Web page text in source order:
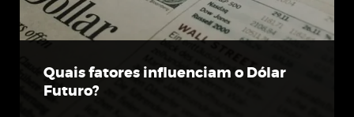
Quais fatores influenciam o Dólar
Futuro?